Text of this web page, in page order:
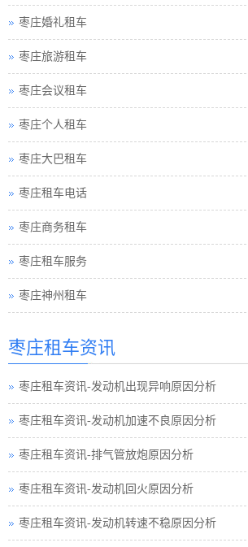
枣庄婚礼租车
枣庄旅游租车
枣庄会议租车
枣庄个人租车
枣庄大巴租车
枣庄租车电话
枣庄商务租车
枣庄租车服务
枣庄神州租车
枣庄租车资讯
枣庄租车资讯-发动机出现异响原因分析
枣庄租车资讯-发动机加速不良原因分析
枣庄租车资讯-排气管放炮原因分析
枣庄租车资讯-发动机回火原因分析
枣庄租车资讯-发动机转速不稳原因分析